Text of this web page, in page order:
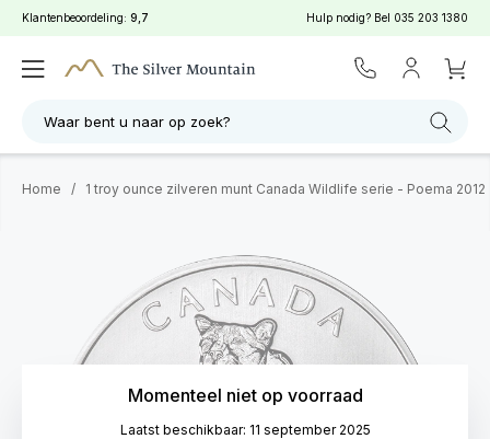
Klantenbeoordeling: 9,7 Hulp nodig? Bel 035 203 1380
Waar bent u naar op zoek?
Home / 1 troy ounce zilveren munt Canada Wildlife serie - Poema 2012
Momenteel niet op voorraad
Laatst beschikbaar: 11 september 2025